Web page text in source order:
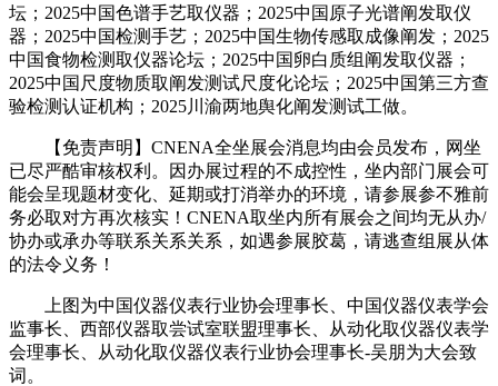
坛；2025中国色谱手艺取仪器；2025中国原子光谱阐发取仪
器；2025中国检测手艺；2025中国生物传感取成像阐发；2025
中国食物检测取仪器论坛；2025中国卵白质组阐发取仪器；
2025中国尺度物质取阐发测试尺度化论坛；2025中国第三方查
验检测认证机构；2025川渝两地舆化阐发测试工做。
【免责声明】CNENA全坐展会消息均由会员发布，网坐
已尽严酷审核权利。因办展过程的不成控性，坐内部门展会可
能会呈现题材变化、延期或打消举办的环境，请参展参不雅前
务必取对方再次核实！CNENA取坐内所有展会之间均无从办/
协办或承办等联系关系关系，如遇参展胶葛，请逃查组展从体
的法令义务！
上图为中国仪器仪表行业协会理事长、中国仪器仪表学会
监事长、西部仪器取尝试室联盟理事长、从动化取仪器仪表学
会理事长、从动化取仪器仪表行业协会理事长-吴朋为大会致
词。